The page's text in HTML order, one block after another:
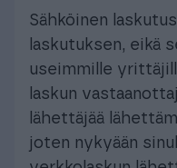
Sähköinen
laskutuksen, eikä
useimmille
laskun
lähettäjää
joten nykyään